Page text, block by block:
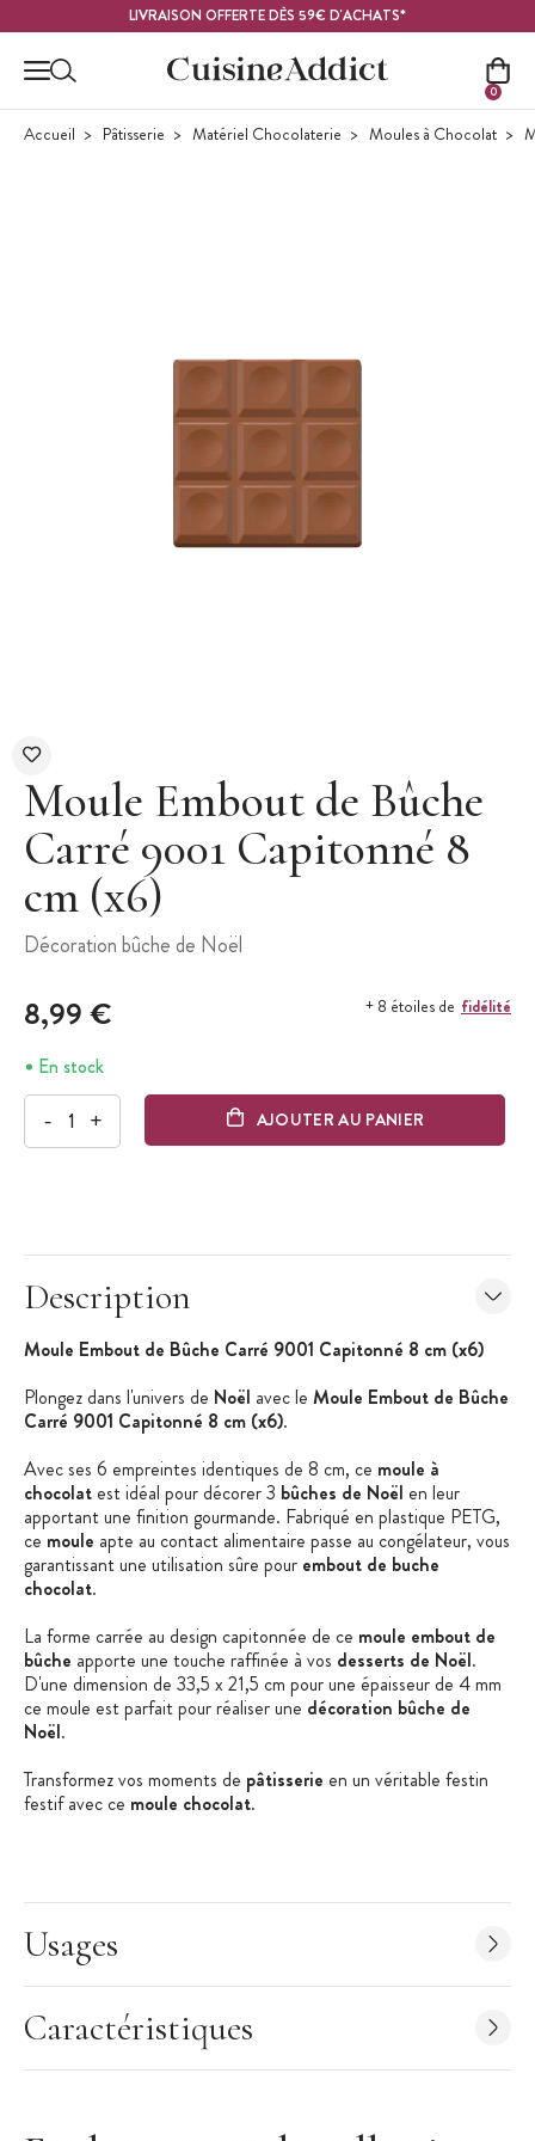
LIVRAISON OFFERTE DÈS 59€ D'ACHATS*
0
Accueil Pâtisserie Matériel Chocolaterie Moules à Chocolat
Moule Embout de Bûche
Carré 9001 Capitonné 8
cm (x6)
Décoration bûche de Noël
8,99 € + 8 étoiles de fidélité
En stock
- + AJOUTER AU PANIER
Description
Moule Embout de Bûche Carré 9001 Capitonné 8 cm (x6)
Plongez dans l'univers de Noël avec le Moule Embout de Bûche
Carré 9001 Capitonné 8 cm (x6).
Avec ses 6 empreintes identiques de 8 cm, ce moule à
chocolat est idéal pour décorer 3 bûches de Noël en leur
apportant une finition gourmande. Fabriqué en plastique PETG,
ce moule apte au contact alimentaire passe au congélateur, vous
garantissant une utilisation sûre pour embout de buche
chocolat.
La forme carrée au design capitonnée de ce moule embout de
bûche apporte une touche raffinée à vos desserts de Noël.
D'une dimension de 33,5 x 21,5 cm pour une épaisseur de 4 mm
ce moule est parfait pour réaliser une décoration bûche de
Noël.
Transformez vos moments de pâtisserie en un véritable festin
festif avec ce moule chocolat.
Pour réaliser 3 bûches de Noël
Caractéristiques du moule :
Moule chocolat
Moule embout de bûche
Usages
Caractéristiques